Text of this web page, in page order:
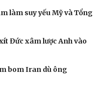
làm suy yếu Mỹ và Tổng
Đức xâm lược Anh vào
bom Iran dù ông